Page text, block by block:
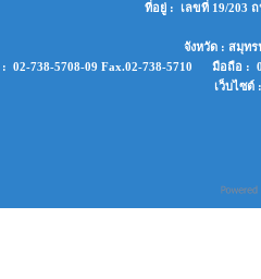
ที่อยู่ : เลขที่ 19/203
จังหวัด : สมุท
: 02-738-5708-09 Fax.02-738-5710 มือถือ :
เว็บไซต์